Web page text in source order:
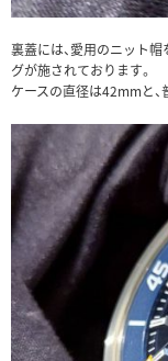
裏蓋には、愛用のニット
グが施されております。
ケースの直径は42mmと